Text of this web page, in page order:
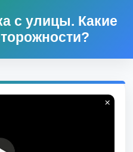
с улицы. Какие